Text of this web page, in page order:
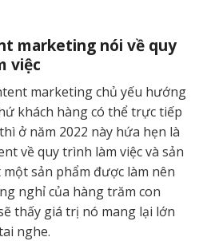
marketing nói về quy
việc
marketing chủ yếu hướng
khách hàng có thể trực tiếp
ở năm 2022 này hứa hẹn là
về quy trình làm việc và sản
sản phẩm được làm nên
nghỉ của hàng trăm con
thấy giá trị nó mang lại lớn
nghe.